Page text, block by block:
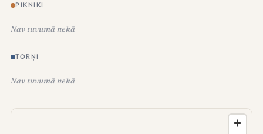
PIKNIKI
Nav tuvumā nekā
TORŅI
Nav tuvumā nekā